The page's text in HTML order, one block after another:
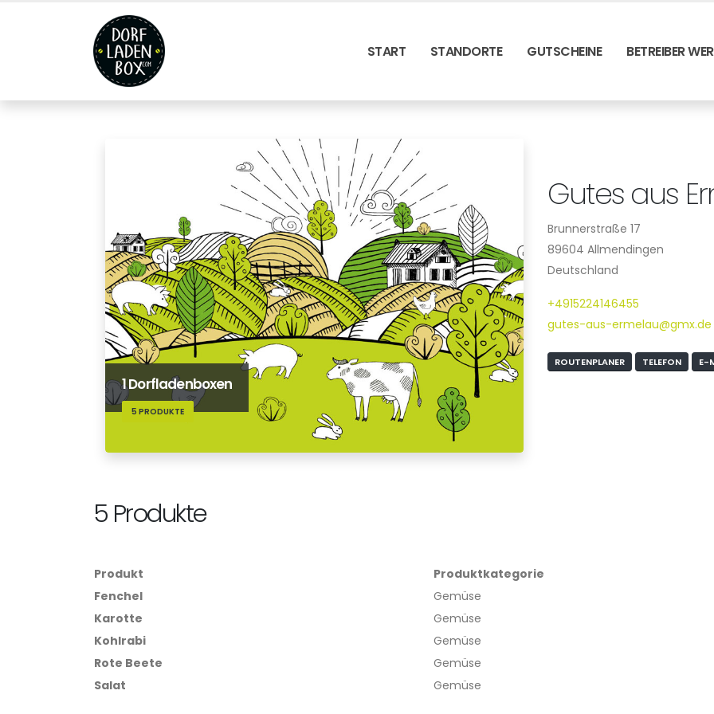
START STANDORTE GUTSCHEINE BETREIBER
1 Dorfladenboxen
5 PRODUKTE
Gutes aus
Brunnerstraße 17
89604 Allmendingen
Deutschland
+4915224146455
gutes-aus-ermelau@gmx.de
ROUTENPLANER TELEFON E-
5 Produkte
Produkt
Produktkategorie
Fenchel
Gemüse
Karotte
Gemüse
Kohlrabi
Gemüse
Rote Beete
Gemüse
Salat
Gemüse